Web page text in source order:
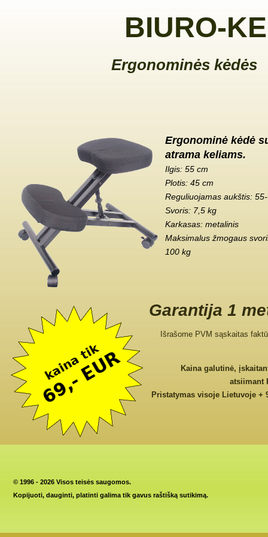
BIURO-
Ergonominės kėdės
Ergonominė kėdė
atrama keliams.
Ilgis: 55 cm
Plotis: 45 cm
Reguliuojamas aukštis:
Svoris: 7,5 kg
Karkasas: metalinis
Maksimalus žmogaus
100 kg
Garantija 1
Išrašome PVM sąskaitas
Kaina galutinė,
atsiimant
Pristatymas visoje Lietuvoje +
© 1996 - 2026 Visos teisės saugomos.
Kopijuoti, dauginti, platinti galima tik gavus raštišką sutikimą.